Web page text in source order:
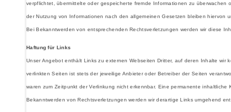
verpflichtet, übermittelte oder gespeicherte fremde Informationen zu
der Nutzung von Informationen nach den allgemeinen Gesetzen bleiben hiervon
Bei Bekanntwerden von entsprechenden Rechtsverletzungen werden wir diese
Haftung für Links
Unser Angebot enthält Links zu externen Webseiten Dritter, auf deren Inhalte
verlinkten Seiten ist stets der jeweilige Anbieter oder Betreiber der Seiten
waren zum Zeitpunkt der Verlinkung nicht erkennbar. Eine permanente
Bekanntwerden von Rechtsverletzungen werden wir derartige Links umgehend